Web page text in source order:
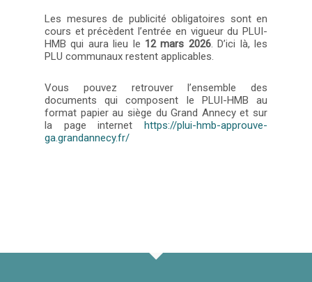
Les mesures de publicité obligatoires sont en
cours et précèdent l’entrée en vigueur du PLUI-
HMB qui aura lieu le 12 mars 2026. D’ici là, les
PLU communaux restent applicables.
Vous pouvez retrouver l’ensemble des
documents qui composent le PLUI-HMB au
format papier au siège du Grand Annecy et sur
la page internet https://plui-hmb-approuve-
ga.grandannecy.fr/